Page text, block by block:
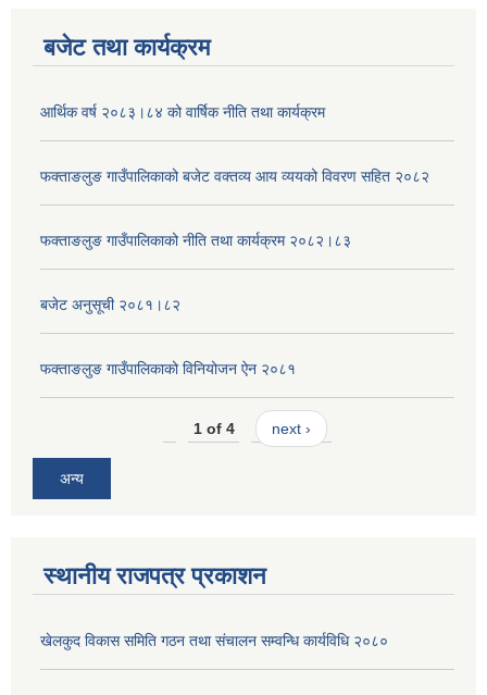
बजेट तथा कार्यक्रम
आर्थिक वर्ष २०८३।८४ को वार्षिक नीति तथा कार्यक्रम
फक्ताङलुङ गाउँपालिकाको बजेट वक्तव्य आय व्ययको विवरण सहित २०८२
फक्ताङलुङ गाउँपालिकाको नीति तथा कार्यक्रम २०८२।८३
बजेट अनुसूची २०८१।८२
फक्ताङलुङ गाउँपालिकाको विनियोजन ऐन २०८१
1 of 4 next ›
अन्य
स्थानीय राजपत्र प्रकाशन
खेलकुद विकास समिति गठन तथा संचालन सम्वन्धि कार्यविधि २०८०